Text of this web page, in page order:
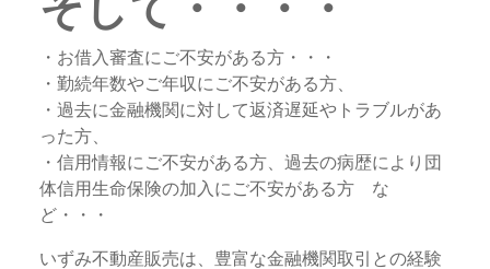
・お借入審査にご不安がある方・・・
・勤続年数やご年収にご不安がある方、
・過去に金融機関に対して返済遅延やトラブルがあ
った方、
・信用情報にご不安がある方、過去の病歴により団
体信用生命保険の加入にご不安がある方 な
ど・・・
いずみ不動産販売は、豊富な金融機関取引との経験